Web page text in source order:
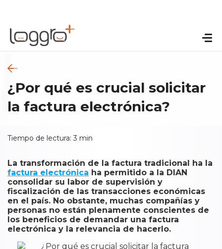
¿Por qué es crucial solicitar
la factura electrónica?
Tiempo de lectura:3 min
La transformación de la factura tradicional ha la
factura electrónica ha permitido a la DIAN
consolidar su labor de supervisión y
fiscalización de las transacciones económicas
en el país. No obstante, muchas compañías y
personas no están plenamente conscientes de
los beneficios de demandar una factura
electrónica y la relevancia de hacerlo.